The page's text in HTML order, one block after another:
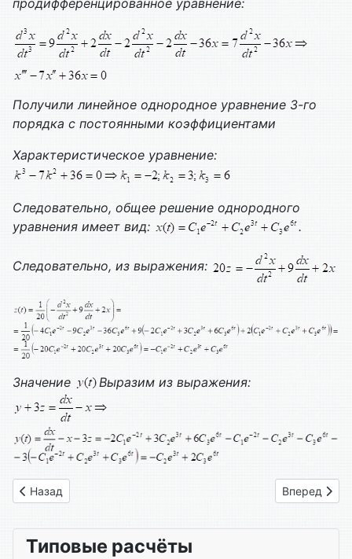
продифференцированное уравнение:
Получилилинейное однородное уравнение 3-го
порядка с постоянными коэффициентами
Характеристическое уравнение:
Следовательно, общее решение однородного
уравнения имеет вид:
.
Следовательно, из выражения:
Значение Выразим из выражения:
Предыдущий: Вариант № 26
Назад Следующий:
Вперед
Типовые расчёты